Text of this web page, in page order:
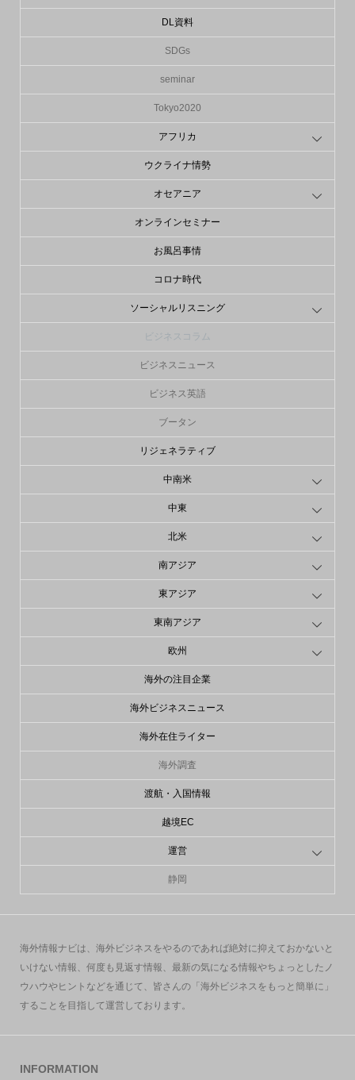
DL資料
SDGs
seminar
Tokyo2020
アフリカ
ウクライナ情勢
オセアニア
オンラインセミナー
お風呂事情
コロナ時代
ソーシャルリスニング
ビジネスコラム
ビジネスニュース
ビジネス英語
ブータン
リジェネラティブ
中南米
中東
北米
南アジア
東アジア
東南アジア
欧州
海外の注目企業
海外ビジネスニュース
海外在住ライター
海外調査
渡航・入国情報
越境EC
運営
静岡
海外情報ナビは、海外ビジネスをやるのであれば絶対に抑えておかないと
いけない情報、何度も見返す情報、最新の気になる情報やちょっとしたノ
ウハウやヒントなどを通じて、皆さんの「海外ビジネスをもっと簡単に」
することを目指して運営しております。
INFORMATION